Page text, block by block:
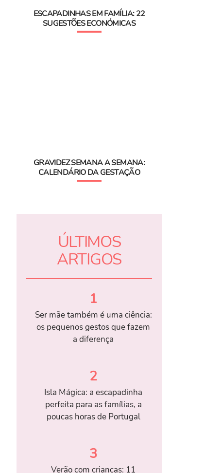
ESCAPADINHAS EM FAMÍLIA: 22
SUGESTÕES ECONÓMICAS
GRAVIDEZ SEMANA A SEMANA:
CALENDÁRIO DA GESTAÇÃO
ÚLTIMOS
ARTIGOS
1
Ser mãe também é uma ciência:
os pequenos gestos que fazem
a diferença
2
Isla Mágica: a escapadinha
perfeita para as famílias, a
poucas horas de Portugal
3
Verão com crianças: 11